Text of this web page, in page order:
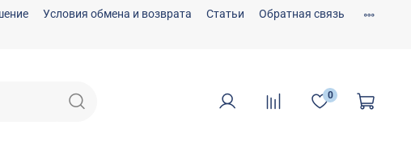
Условия обмена и возврата Статьи Обратная связь
0